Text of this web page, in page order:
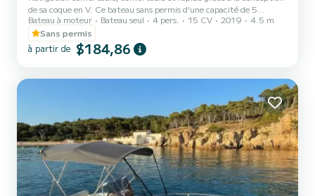
de sa coque en V. Ce bateau sans permis d'une capacité de 5
personnes dispose d'un grand solarium à l'avant, idéal pour se
détendre, profiter du soleil et des paysages uniques de. notre
environnement. Il dispose d'un auvent, d'escaliers de salle de bain
avec un accès facile à l'eau et les balustrades rendent l'espace
meilleurs coins de la Costa Brava en famille.
Bateau à moteur Bateau seul 4 pers. 15 CV 2019
4.5 m
Sans permis
à partir de $184,86